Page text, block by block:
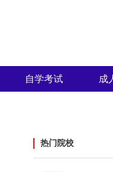
自学考试 成
热门院校